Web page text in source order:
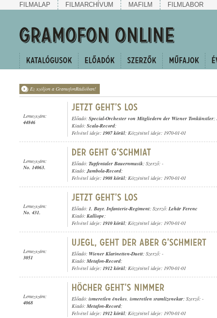
FILMALAP FILMARCHÍVUM MAFILM FILMLABOR
Ez szóljon a GramofonRádióban!
Lemezszám:
44846
Előadó: Special-Orchester von Mitgliedern der Wiener Tonkünstler;
Kiadó: Scala-Record;
Felvétel ideje: 1907 körül; Közzététel ideje: 1970-01-01
Lemezszám:
No. 14063.
Előadó: Tupfentaler Bauernmusik; Szerző: -
Kiadó:Jumbola-Record;
Felvétel ideje: 1908 körül; Közzététel ideje: 1970-01-01
Lemezszám:
No. 431.
Előadó: 1. Bayr. Infanterie-Regiment; Szerző: Lehár Ferenc
Kiadó: Kalliope;
Felvétel ideje: 1910 körül; Közzététel ideje: 1970-01-01
Lemezszám:
3051
Előadó: Wiener Klarinetten-Duett; Szerző: -
Kiadó: Metafon-Record;
Felvétel ideje: 1912 körül; Közzététel ideje: 1970-01-01
Lemezszám:
4068
Előadó: ismeretlen énekes, ismeretlen sramlizenekar; Szerző: -
Kiadó: Metafon-Record;
Felvétel ideje: 1912 körül; Közzététel ideje: 1970-01-01